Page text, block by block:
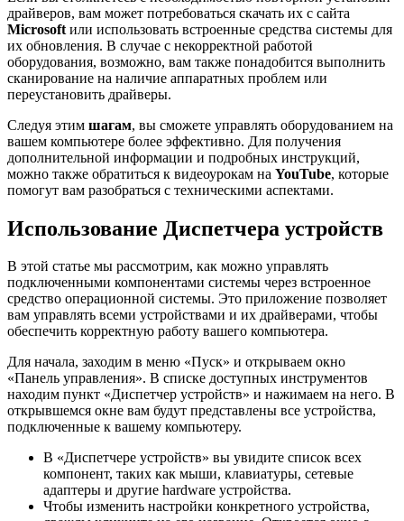
драйверов, вам может потребоваться скачать их с сайта
Microsoft или использовать встроенные средства системы для
их обновления. В случае с некорректной работой
оборудования, возможно, вам также понадобится выполнить
сканирование на наличие аппаратных проблем или
переустановить драйверы.
Следуя этим шагам, вы сможете управлять оборудованием на
вашем компьютере более эффективно. Для получения
дополнительной информации и подробных инструкций,
можно также обратиться к видеоурокам на YouTube, которые
помогут вам разобраться с техническими аспектами.
Использование Диспетчера устройств
В этой статье мы рассмотрим, как можно управлять
подключенными компонентами системы через встроенное
средство операционной системы. Это приложение позволяет
вам управлять всеми устройствами и их драйверами, чтобы
обеспечить корректную работу вашего компьютера.
Для начала, заходим в меню «Пуск» и открываем окно
«Панель управления». В списке доступных инструментов
находим пункт «Диспетчер устройств» и нажимаем на него. В
открывшемся окне вам будут представлены все устройства,
подключенные к вашему компьютеру.
В «Диспетчере устройств» вы увидите список всех
компонент, таких как мыши, клавиатуры, сетевые
адаптеры и другие hardware устройства.
Чтобы изменить настройки конкретного устройства,